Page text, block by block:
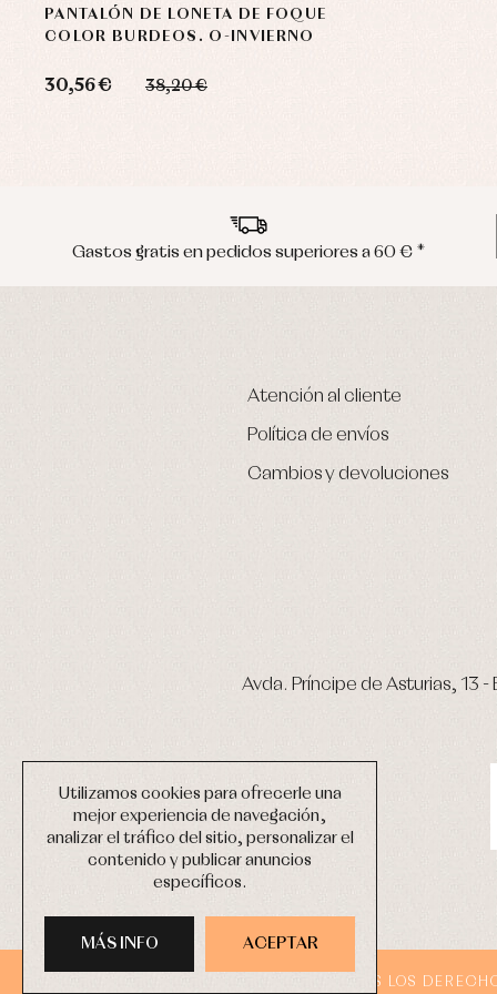
Utilizamos cookies para ofrecerle una
mejor experiencia de navegación,
analizar el tráfico del sitio, personalizar el
contenido y publicar anuncios
específicos.
ACEPTAR
MÁS INFO
PANTALÓN DE LONETA DE FOQUE
COLOR BURDEOS. O-INVIERNO
30,56 € 38,20 €
Gastos gratis en pedidos superiores a 60 € *
Atención al cliente
Política de envíos
Cambios y devoluciones
Avda. Príncipe de Asturias, 13 -
TODOS LOS